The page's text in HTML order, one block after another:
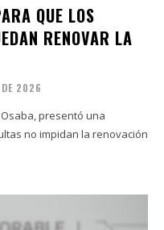
QUE LOS
RENOVAR LA
DE 2026
presentó una
no impidan la renovación